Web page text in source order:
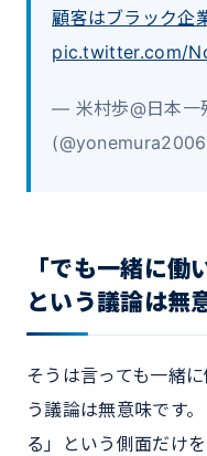
顧客はブラック企
pic.twitter.com/
— 米村歩@日本一
「でも一緒に働
という議論は無
そうは言っても一緒
う議論は無意味です
る」という側面だけ